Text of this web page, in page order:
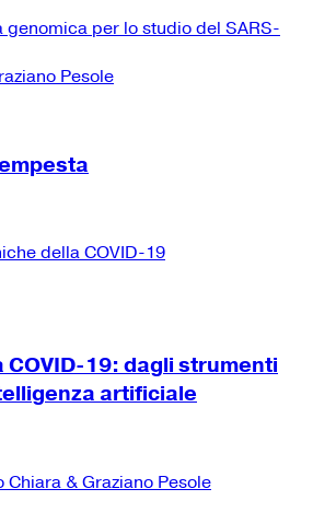
genomica per lo studio del SARS-
Pesole
della COVID-19
COVID-19: dagli strumenti
artificiale
& Graziano Pesole